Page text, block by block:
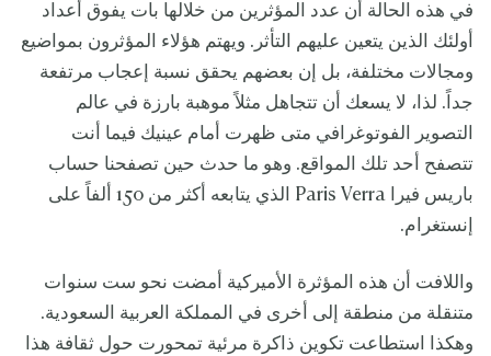
في هذه الحالة أن عدد المؤثرين من خلالها بات يفوق أعداد
أولئك الذين يتعين عليهم التأثر. ويهتم هؤلاء المؤثرون بمواضيع
ومجالات مختلفة، بل إن بعضهم يحقق نسبة إعجاب مرتفعة
جداً. لذا، لا يسعك أن تتجاهل مثلاً موهبة بارزة في عالم
التصوير الفوتوغرافي متى ظهرت أمام عينيك فيما أنت
تتصفح أحد تلك المواقع. وهو ما حدث حين تصفحنا حساب
باريس فيرا Paris Verra الذي يتابعه أكثر من 150 ألفاً على
إنستغرام.
واللافت أن هذه المؤثرة الأميركية أمضت نحو ست سنوات
متنقلة من منطقة إلى أخرى في المملكة العربية السعودية.
وهكذا استطاعت تكوين ذاكرة مرئية تمحورت حول ثقافة هذا